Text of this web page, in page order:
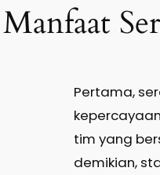
Manfaat
Pertama,
tim yang
demikian,